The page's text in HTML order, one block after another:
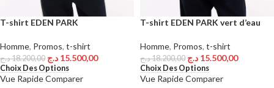
T-shirt EDEN PARK
Homme, Promos, t-shirt
18.200,00د.ج 15.500,00 د.ج
Choix Des Options
Vue RapideComparer
T-shirt EDEN PARK vert d’eau
Homme, Promos, t-shirt
18.200,00د.ج 15.500,00 د.ج
Choix Des Options
Vue RapideComparer